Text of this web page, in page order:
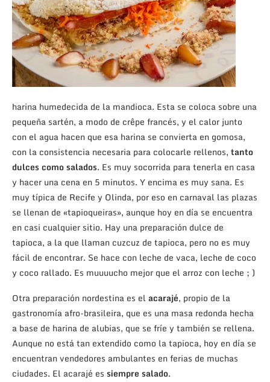
harina humedecida de la mandioca. Esta se coloca sobre una
pequeña sartén, a modo de crêpe francés, y el calor junto
con el agua hacen que esa harina se convierta en gomosa,
con la consistencia necesaria para colocarle rellenos, tanto
dulces como salados. Es muy socorrida para tenerla en casa
y hacer una cena en 5 minutos. Y encima es muy sana. Es
muy típica de Recife y Olinda, por eso en carnaval las plazas
se llenan de «tapioqueiras», aunque hoy en día se encuentra
en casi cualquier sitio. Hay una preparación dulce de
tapioca, a la que llaman cuzcuz de tapioca, pero no es muy
fácil de encontrar. Se hace con leche de vaca, leche de coco
y coco rallado. Es muuuucho mejor que el arroz con leche ; )
Otra preparación nordestina es el acarajé, propio de la
gastronomía afro-brasileira, que es una masa redonda hecha
a base de harina de alubias, que se fríe y también se rellena.
Aunque no está tan extendido como la tapioca, hoy en día se
encuentran vendedores ambulantes en ferias de muchas
ciudades. El acarajé es siempre salado.